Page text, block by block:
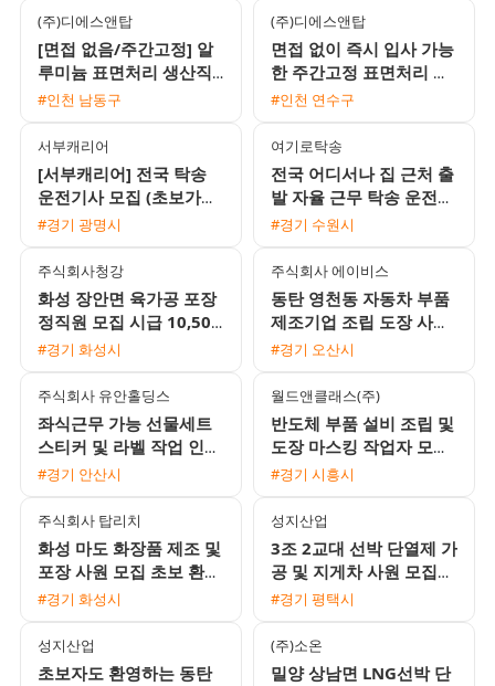
(주)디에스앤탑
[면접 없음/주간고정] 알
루미늄 표면처리 생산직
모집 (시급 10520원 / 주
#인천 남동구
(주)디에스앤탑
면접 없이 즉시 입사 가능
한 주간고정 표면처리 생
산직 모집 (시급 10520원
#인천 연수구
서부캐리어
[서부캐리어] 전국 탁송
운전기사 모집 (초보가능
/ 일급 18만원 이상 / 자
#경기 광명시
여기로탁송
전국 어디서나 집 근처 출
발 자율 근무 탁송 운전기
사 모집 초보 및 외국인
#경기 수원시
주식회사청강
화성 장안면 육가공 포장
정직원 모집 시급 10,500
원 주간고정 65세 이하 여
스
#경기 화성시
주식회사 에이비스
동탄 영천동 자동차 부품
제조기업 조립 도장 사출
생산직 모집 사출부서 수
#경기 오산시
주식회사 유안홀딩스
좌식근무 가능 선물세트
스티커 및 라벨 작업 인원
모집
#경기 안산시
월드앤클래스(주)
반도체 부품 설비 조립 및
도장 마스킹 작업자 모집
초보 가능
#경기 시흥시
주식회사 탑리치
화성 마도 화장품 제조 및
포장 사원 모집 초보 환영
주간 고정 근무
#경기 화성시
성지산업
3조 2교대 선박 단열제 가
공 및 지게차 사원 모집
상여금과 유류비 지원 1
#경기 평택시
성지산업
초보자도 환영하는 동탄
(주)소온
밀양 상남면 LNG선박 단